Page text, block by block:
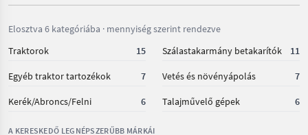
Elosztva 6 kategóriába · mennyiség szerint rendezve
Traktorok
15 Szálastakarmány betakarítók 11
Egyéb traktor tartozékok 7 Vetés és növényápolás 7
Kerék/Abroncs/Felni 6 Talajművelő gépek 6
A KERESKEDŐ LEGNÉPSZERŰBB MÁRKÁI